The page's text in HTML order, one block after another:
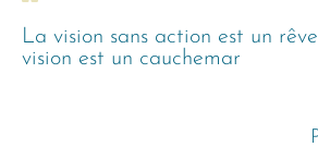
La vision sans action est un
vision est un cauchemar